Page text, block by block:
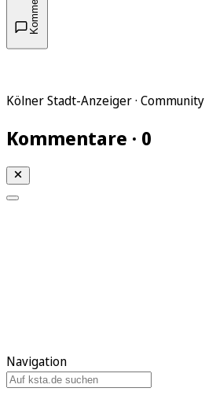
Kölner Stadt-Anzeiger · Community
Kommentare · 0
Navigation